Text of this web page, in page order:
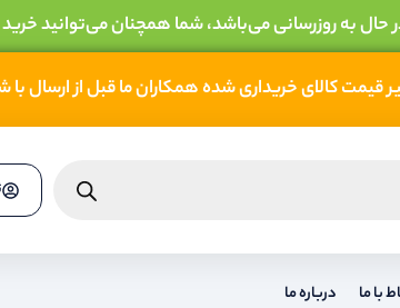
حال به روزرسانی می‌باشد، شما همچنان می‌توانید
کالای خریداری شده همکاران ما قبل از ارسال
ارتباط با ما